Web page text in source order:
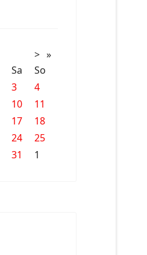
> »
Sa
So
3
4
10
11
17
18
24
25
31 1